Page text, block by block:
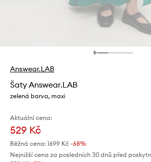
Answear.LAB
Šaty Answear.LAB
zelená barva, maxi
Aktuální cena:
529 Kč
Běžná cena: 1699 Kč -68%
Nejnižší cena za posledních 30 dnů před